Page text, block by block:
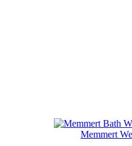
Memmert